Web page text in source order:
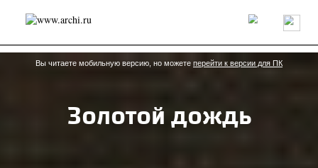
Россия Мир Технологии Интерьер Пресса
Архитекторы
Проекты
Конкурсы События Книги Вакансии
send.project Анонсы конкурсов
Блог
Исследование
Вы читаете мобильную версию, но можете перейти к версии для ПК
Золотой дождь